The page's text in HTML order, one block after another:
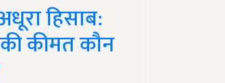
हिसाब:
की कीमत कौन